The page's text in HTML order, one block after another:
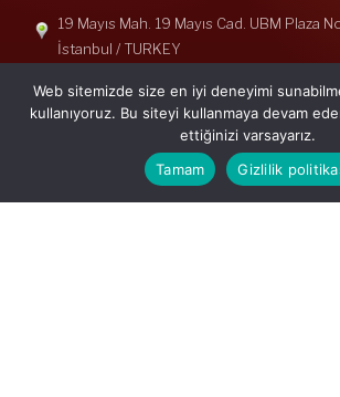
19 Mayıs Mah. 19 Mayıs Cad. UBM Plaza
İstanbul / TURKEY
Telefon: +90(212) 240 33 39
Telefon: +90(212) 248 19 36
info@erisymm.com
Web sitemizde size en iyi deneyimi
kullanıyoruz. Bu siteyi kullanmaya devam
ettiğinizi varsayarız.
Tamam
Gizlilik